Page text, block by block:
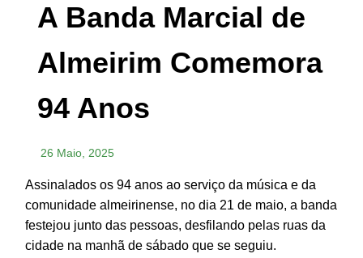
A Banda Marcial de
Almeirim Comemora
94 Anos
26 Maio, 2025
Assinalados os 94 anos ao serviço da música e da
comunidade almeirinense, no dia 21 de maio, a banda
festejou junto das pessoas, desfilando pelas ruas da
cidade na manhã de sábado que se seguiu.